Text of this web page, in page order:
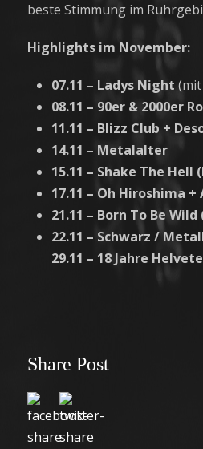
beste Stimmung im
Highlights im November:
07.11 – Ladys Night
08.11 – 90er & 2000er
11.11 – Blizz Club +
14.11 – Metalalter
15.11 – Shake The
17.11 – Oh Hiroshima +
21.11 – Born To Be
22.11 – Schwarz /
29.11 – 18 Jahre
Share Post